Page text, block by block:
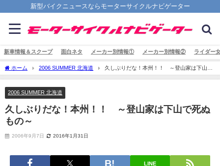
新型バイクニュースならモーターサイクルナビゲーター
新車情報＆スクープ 面白ネタ メーカー別情報① メーカー別情報② ライダー
ホーム 2006 SUMMER 北海道
久しぶりだな！本州！！ ～登山家は下山で
死ぬもの～
2006 SUMMER 北海道
久しぶりだな！本州！！ ～登山家は下山で死ぬ
もの～
2006年9月7日 2016年1月31日
LINE